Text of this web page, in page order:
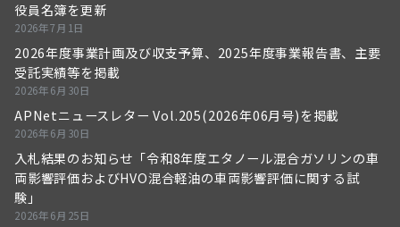
役員名簿を更新
2026年7月1日
2026年度事業計画及び収支予算、2025年度事業報告書、主要
受託実績等を掲載
2026年6月30日
APNetニュースレター Vol.205(2026年06月号)を掲載
2026年6月30日
入札結果のお知らせ「令和8年度エタノール混合ガソリンの車
両影響評価およびHVO混合軽油の車両影響評価に関する試
験」
2026年6月25日